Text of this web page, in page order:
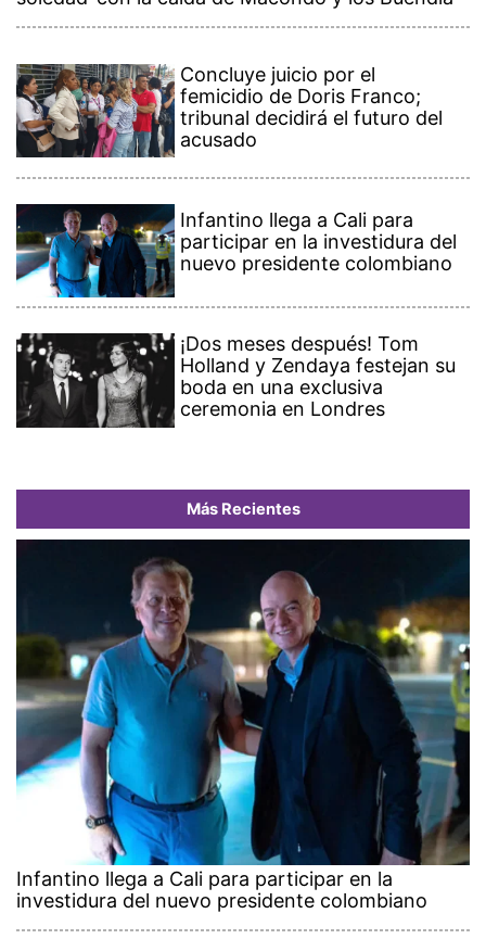
Concluye juicio por el
femicidio de Doris Franco;
tribunal decidirá el futuro del
acusado
Infantino llega a Cali para
participar en la investidura del
nuevo presidente colombiano
¡Dos meses después! Tom
Holland y Zendaya festejan su
boda en una exclusiva
ceremonia en Londres
Más Recientes
Infantino llega a Cali para participar en la
investidura del nuevo presidente colombiano